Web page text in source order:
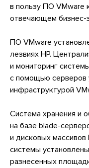
в пользу ПО VMware
отвечающем бизнес-
ПО VMware
лезвиях HP.
и мониторинг
с помощью серверов
инфраструктурой
Система хранения и
на базе blade-
и дисковых массивов
системы
разнесенных